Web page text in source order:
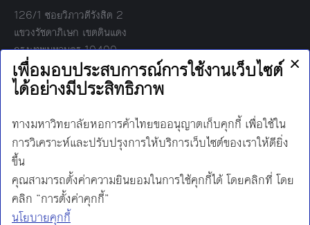
126/1 ซอยวิภาวดีรังสิต 2
แขวงรัชดาภิเษก เขตดินแดง
กรุงเทพมหานคร 10400
โทร:
02-697-6000
เวลาทำการ:
8.30 - 17.00
Find us on:
Facebook
TwitterYouTube
Instagram
LineMail
นโยบายการคุ้มครองข้อมูลส่วนบุคคล